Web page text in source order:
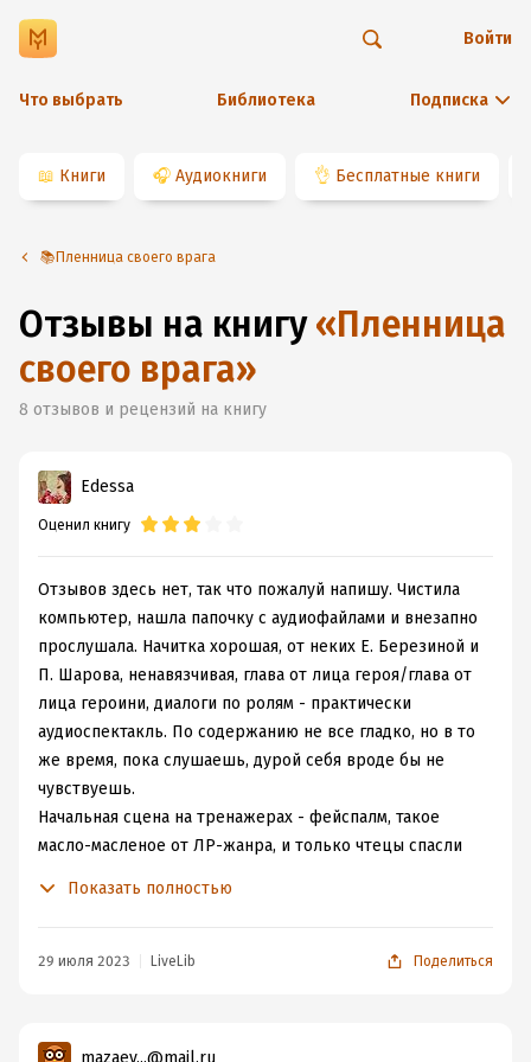
Что выбрать Библиотека Подписка
Войти
📖 Книги 🎧 Аудиокниги 👌 Бесплатные книги
📚Пленница своего врага
Отзывы на книгу «Пленница
своего врага»
8 отзывов и рецензий на книгу
Edessa
Оценил книгу
Отзывов здесь нет, так что пожалуй напишу. Чистила
компьютер, нашла папочку с аудиофайлами и внезапно
прослушала. Начитка хорошая, от неких Е. Березиной и
П. Шарова, ненавязчивая, глава от лица героя/глава от
лица героини, диалоги по ролям - практически
аудиоспектакль. По содержанию не все гладко, но в то
же время, пока слушаешь, дурой себя вроде бы не
чувствуешь.
Начальная сцена на тренажерах - фейспалм, такое
масло-масленое от ЛР-жанра, и только чтецы спасли
дальше. А дальше - сплошной Холлмарк (конечно,
цивилизации, камин и теплые пледы, книжки, любовь/
Показать полностью
29 июля 2023 LiveLib Поделиться
mazaev...@mail.ru